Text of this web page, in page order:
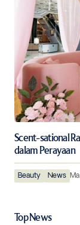
Scent-sational
dalam Perayaan
Beauty News
Top News